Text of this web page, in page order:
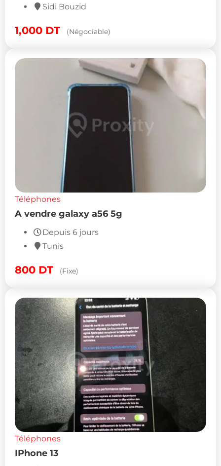
Sidi Bouzid
1,000 DT (Négociable)
Téléphones
A vendre galaxy a56 5g
Depuis 6 jours
Tunis
800 DT (Fixe)
Téléphones
IPhone 13